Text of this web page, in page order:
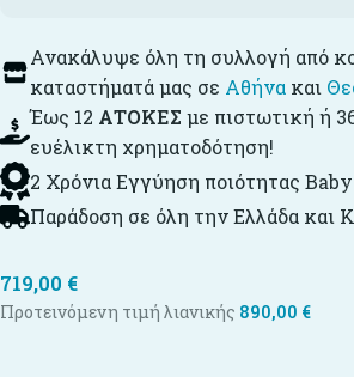
Ανακάλυψε όλη τη συλλογή από
καταστήματά μας σε Αθήνα και
Έως 12 ΑΤΟΚΕΣ με πιστωτική ή
ευέλικτη χρηματοδότηση!
2 Χρόνια Εγγύηση ποιότητας
Παράδοση σε όλη την Ελλάδα και
719,00 €
Προτεινόμενη τιμή λιανικής 890,00 €